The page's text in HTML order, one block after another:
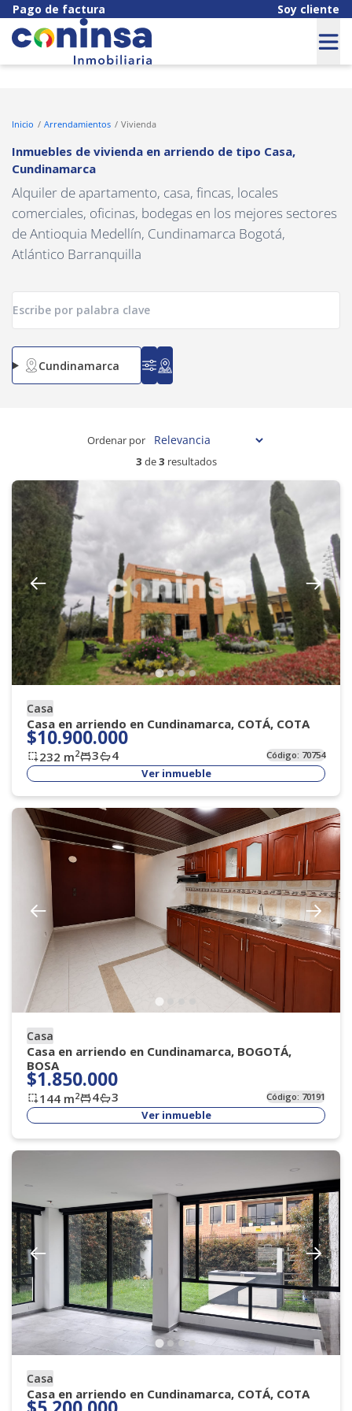
Pago de factura Soy cliente
Inicio Arrendamientos Vivienda
Inmuebles de vivienda en arriendo de tipo Casa,
Cundinamarca
Alquiler de apartamento, casa, fincas, locales
comerciales, oficinas, bodegas en los mejores sectores
de Antioquia Medellín, Cundinamarca Bogotá,
Atlántico Barranquilla
Cundinamarca
3 de3 resultados
Ordenar por
Casa
Casa en arriendo en Cundinamarca, COTÁ, COTA
$10.900.000
232 m2 3 4 Código: 70754
Ver inmueble
Casa
Casa en arriendo en Cundinamarca, BOGOTÁ,
BOSA
$1.850.000
144m2 4 3 Código: 70191
Ver inmueble
Casa
Casa en arriendo en Cundinamarca, COTÁ, COTA
Navigated to Inmuebles de vivienda en arriendo de tipo Casa,